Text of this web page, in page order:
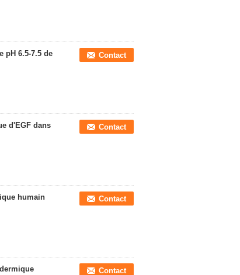
pH 6.5-7.5 de
Contact
d'EGF dans
Contact
humain
Contact
Contact